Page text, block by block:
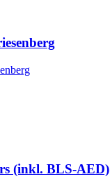
(inkl. BLS-AED)